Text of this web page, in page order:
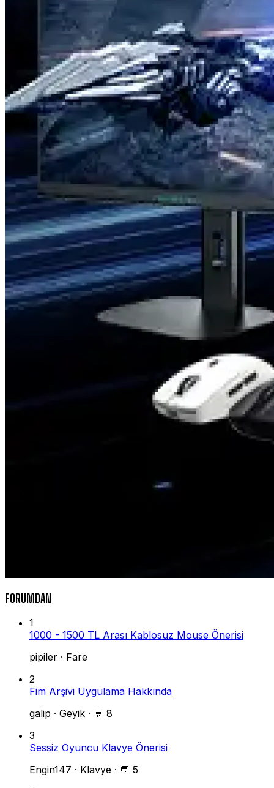
FORUMDAN
1
1000 - 1500 TL Arası Kablosuz Mouse Önerisi
pipiler · Fare
2
Fim Arşivi Uygulama Hakkında
galip · Geyik · 💬 8
3
Sessiz Oyuncu Klavye Önerisi
Engin147 · Klavye · 💬 5